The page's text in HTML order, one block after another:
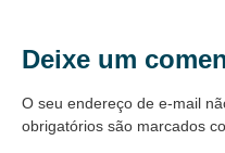
Deixe um
O seu endereço de e-mail
obrigatórios são marcados